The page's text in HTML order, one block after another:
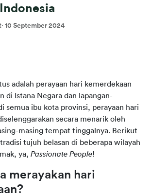
· 10 September 2024
adalah perayaan hari kemerdekaan
di Istana Negara dan lapangan-
semua ibu kota provinsi, perayaan hari
secara menarik oleh
masing tempat tinggalnya. Berikut
tujuh belasan di beberapa wilayah
ya, Passionate People!
merayakan hari